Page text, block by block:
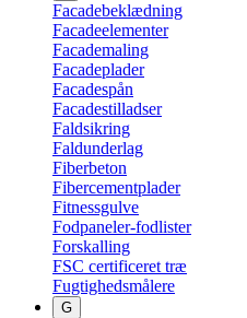
Facadebeklædning
Facadeelementer
Facademaling
Facadeplader
Facadespån
Facadestilladser
Faldsikring
Faldunderlag
Fiberbeton
Fibercementplader
Fitnessgulve
Fodpaneler-fodlister
Forskalling
FSC certificeret træ
Fugtighedsmålere
G